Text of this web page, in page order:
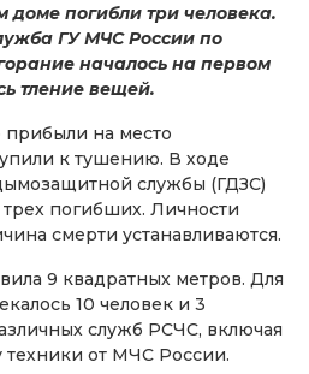
доме погибли три человека.
ГУ МЧС России по
началось на первом
тление вещей.
на место
к тушению. В ходе
службы (ГДЗС)
погибших. Личности
смерти устанавливаются.
9 квадратных метров. Для
10 человек и 3
служб РСЧС, включая
техники от МЧС России.